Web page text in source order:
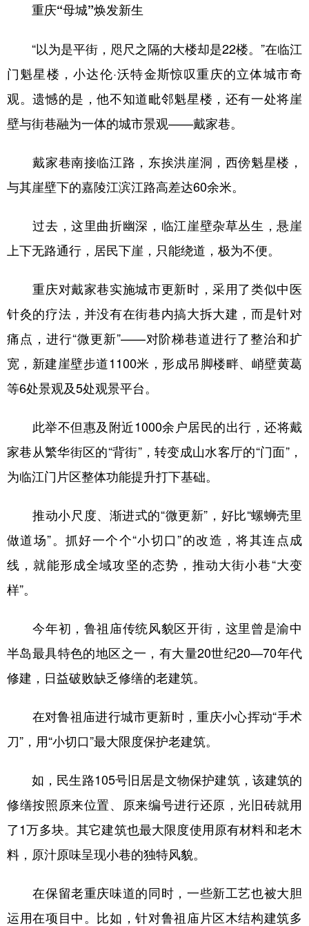
重庆“母城”焕发新生
“以为是平街，咫尺之隔的大楼却是22楼。”在临江
门魁星楼，小达伦·沃特金斯惊叹重庆的立体城市奇
观。遗憾的是，他不知道毗邻魁星楼，还有一处将崖
壁与街巷融为一体的城市景观——戴家巷。
戴家巷南接临江路，东挨洪崖洞，西傍魁星楼，
与其崖壁下的嘉陵江滨江路高差达60余米。
过去，这里曲折幽深，临江崖壁杂草丛生，悬崖
上下无路通行，居民下崖，只能绕道，极为不便。
重庆对戴家巷实施城市更新时，采用了类似中医
针灸的疗法，并没有在街巷内搞大拆大建，而是针对
痛点，进行“微更新”——对阶梯巷道进行了整治和扩
宽，新建崖壁步道1100米，形成吊脚楼畔、峭壁黄葛
等6处景观及5处观景平台。
此举不但惠及附近1000余户居民的出行，还将戴
家巷从繁华街区的“背街”，转变成山水客厅的“门面”，
为临江门片区整体功能提升打下基础。
推动小尺度、渐进式的“微更新”，好比“螺蛳壳里
做道场”。抓好一个个“小切口”的改造，将其连点成
线，就能形成全域攻坚的态势，推动大街小巷“大变
样”。
今年初，鲁祖庙传统风貌区开街，这里曾是渝中
半岛最具特色的地区之一，有大量20世纪20—70年代
修建，日益破败缺乏修缮的老建筑。
在对鲁祖庙进行城市更新时，重庆小心挥动“手术
刀”，用“小切口”最大限度保护老建筑。
如，民生路105号旧居是文物保护建筑，该建筑的
修缮按照原来位置、原来编号进行还原，光旧砖就用
了1万多块。其它建筑也最大限度使用原有材料和老木
料，原汁原味呈现小巷的独特风貌。
在保留老重庆味道的同时，一些新工艺也被大胆
运用在项目中。比如，针对鲁祖庙片区木结构建筑多